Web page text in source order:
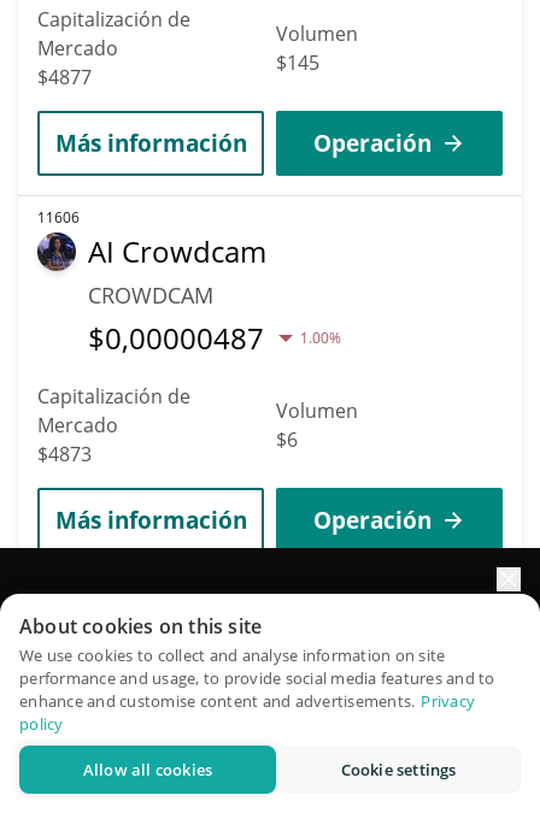
Capitalización de
Mercado
$4877
Volumen
$145
Más información Operación
11606
AI Crowdcam
CROWDCAM
$0,00000487 1.00%
Capitalización de
Mercado
$4873
Volumen
$6
Más información Operación
11620
Radx Ai
$RADX
$0,00000078
Capitalización de
Mercado
QuantPilot es una plataforma integral de estrategias donde
agentes autónomos crean, hacen backtesting y optimizan
sus estrategias y realizan investigación de mercado
Pruébelo gratis
About cookies on this site
We use cookies to collect and analyse information on site
performance and usage, to provide social media features and to
enhance and customise content and advertisements. Privacy
policy
Allow all cookies Cookie settings